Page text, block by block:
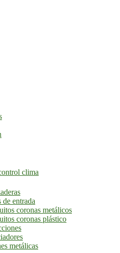
clima
de entrada
coronas metálicos
coronas plástico
metálicas